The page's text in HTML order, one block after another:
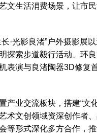
文生活消费场景，让市
·光影良渚”户外摄影展
探索步道毅行活动、环
表演与良渚陶器3D修复
产业交流板块，搭建“文
术文创领域资深创作者
等形式深化多方合作，